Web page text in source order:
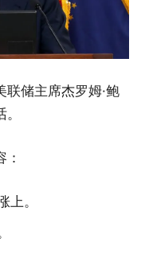
储主席杰罗姆·鲍
上。